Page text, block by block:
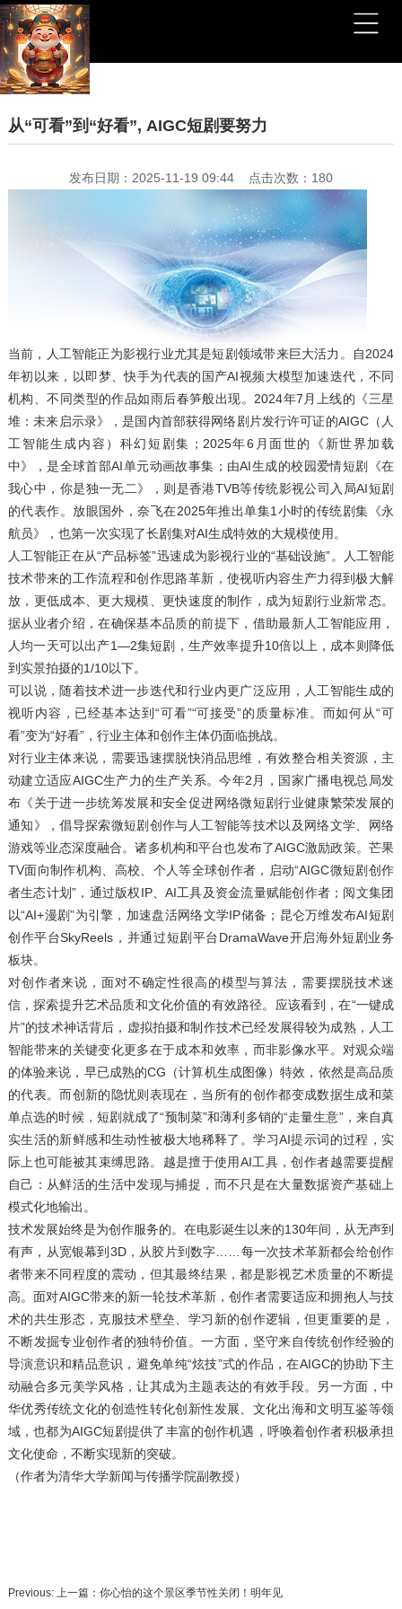
从“可看”到“好看”, AIGC短剧要努力
发布日期：2025-11-19 09:44 点击次数：180
当前，人工智能正为影视行业尤其是短剧领域带来巨大活力。自2024
年初以来，以即梦、快手为代表的国产AI视频大模型加速迭代，不同
机构、不同类型的作品如雨后春笋般出现。2024年7月上线的《三星
堆：未来启示录》，是国内首部获得网络剧片发行许可证的AIGC（人
工智能生成内容）科幻短剧集；2025年6月面世的《新世界加载
中》，是全球首部AI单元动画故事集；由AI生成的校园爱情短剧《在
我心中，你是独一无二》，则是香港TVB等传统影视公司入局AI短剧
的代表作。放眼国外，奈飞在2025年推出单集1小时的传统剧集《永
航员》，也第一次实现了长剧集对AI生成特效的大规模使用。
人工智能正在从“产品标签”迅速成为影视行业的“基础设施”。人工智能
技术带来的工作流程和创作思路革新，使视听内容生产力得到极大解
放，更低成本、更大规模、更快速度的制作，成为短剧行业新常态。
据从业者介绍，在确保基本品质的前提下，借助最新人工智能应用，
人均一天可以出产1—2集短剧，生产效率提升10倍以上，成本则降低
到实景拍摄的1/10以下。
可以说，随着技术进一步迭代和行业内更广泛应用，人工智能生成的
视听内容，已经基本达到“可看”“可接受”的质量标准。而如何从“可
看”变为“好看”，行业主体和创作主体仍面临挑战。
对行业主体来说，需要迅速摆脱快消品思维，有效整合相关资源，主
动建立适应AIGC生产力的生产关系。今年2月，国家广播电视总局发
布《关于进一步统筹发展和安全促进网络微短剧行业健康繁荣发展的
通知》，倡导探索微短剧创作与人工智能等技术以及网络文学、网络
游戏等业态深度融合。诸多机构和平台也发布了AIGC激励政策。芒果
TV面向制作机构、高校、个人等全球创作者，启动“AIGC微短剧创作
者生态计划”，通过版权IP、AI工具及资金流量赋能创作者；阅文集团
以“AI+漫剧”为引擎，加速盘活网络文学IP储备；昆仑万维发布AI短剧
创作平台SkyReels，并通过短剧平台DramaWave开启海外短剧业务
板块。
对创作者来说，面对不确定性很高的模型与算法，需要摆脱技术迷
信，探索提升艺术品质和文化价值的有效路径。应该看到，在“一键成
片”的技术神话背后，虚拟拍摄和制作技术已经发展得较为成熟，人工
智能带来的关键变化更多在于成本和效率，而非影像水平。对观众端
的体验来说，早已成熟的CG（计算机生成图像）特效，依然是高品质
的代表。而创新的隐忧则表现在，当所有的创作都变成数据生成和菜
单点选的时候，短剧就成了“预制菜”和薄利多销的“走量生意”，来自真
实生活的新鲜感和生动性被极大地稀释了。学习AI提示词的过程，实
际上也可能被其束缚思路。越是擅于使用AI工具，创作者越需要提醒
自己：从鲜活的生活中发现与捕捉，而不只是在大量数据资产基础上
模式化地输出。
技术发展始终是为创作服务的。在电影诞生以来的130年间，从无声到
有声，从宽银幕到3D，从胶片到数字……每一次技术革新都会给创作
者带来不同程度的震动，但其最终结果，都是影视艺术质量的不断提
高。面对AIGC带来的新一轮技术革新，创作者需要适应和拥抱人与技
术的共生形态，克服技术壁垒、学习新的创作逻辑，但更重要的是，
不断发掘专业创作者的独特价值。一方面，坚守来自传统创作经验的
导演意识和精品意识，避免单纯“炫技”式的作品，在AIGC的协助下主
动融合多元美学风格，让其成为主题表达的有效手段。另一方面，中
华优秀传统文化的创造性转化创新性发展、文化出海和文明互鉴等领
域，也都为AIGC短剧提供了丰富的创作机遇，呼唤着创作者积极承担
文化使命，不断实现新的突破。
（作者为清华大学新闻与传播学院副教授）
Previous: 上一篇： 你心怡的这个景区季节性关闭！明年见